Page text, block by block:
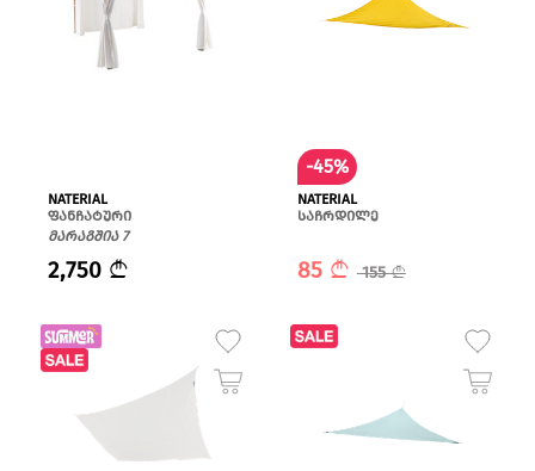
NATERIAL
ფანჩატური
მარაგშია 7
2,750
-45%
NATERIAL
საჩრდილე
85 155